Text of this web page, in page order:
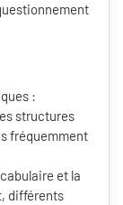
:
structures
fréquemment
et la
différents